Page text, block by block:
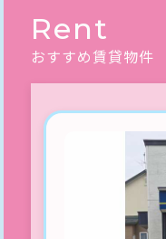
申込予約、
とうござい
ホームタウ
申込予約、
とうござい
2026-07-06
Rent
おすすめ賃貸物件